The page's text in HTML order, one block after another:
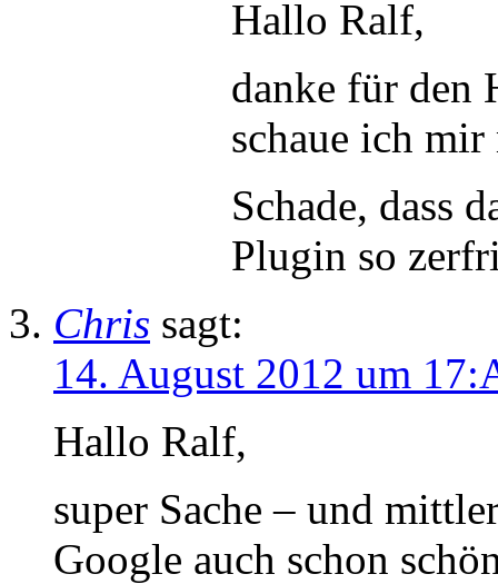
Hallo Ralf,
danke für den
schaue ich mir
Schade, dass
Plugin so
Chris sagt:
14. August 2012 um
Hallo Ralf,
super Sache – und
Google auch schon